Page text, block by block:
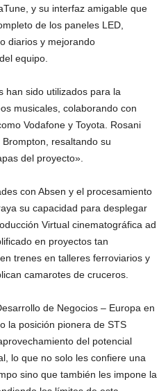
y su interfaz amigable que
de los paneles LED,
diarios y mejorando
equipo.
han sido utilizados para la
musicales, colaborando con
Vodafone y Toyota. Rosani
resaltando su
del proyecto».
con Absen y el procesamiento
su capacidad para desplegar
Virtual cinematográfica ad
en proyectos tan
trenes en talleres ferroviarios y
camarotes de cruceros.
de Negocios – Europa en
la posición pionera de STS
del potencial
lo que no solo les confiere una
sino que también les impone la